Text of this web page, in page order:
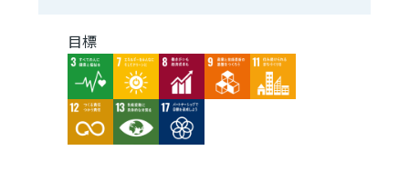
目標
Image
Image Image Image Image
Image Image Image